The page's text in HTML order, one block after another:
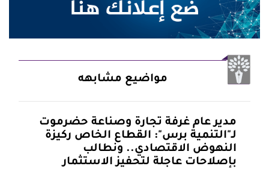
مواضيع مشابهه
مدير عام غرفة تجارة وصناعة حضرموت
لـ"التنمية برس": القطاع الخاص ركيزة
النهوض الاقتصادي.. ونطالب
بإصلاحات عاجلة لتحفيز الاستثمار